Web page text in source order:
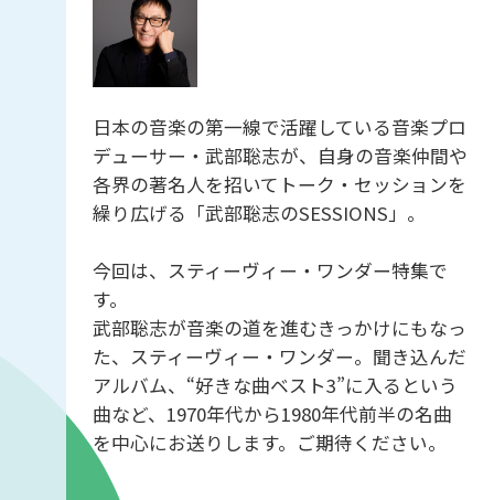
日本の音楽の第一線で活躍している音楽プロ
デューサー・武部聡志が、自身の音楽仲間や
各界の著名人を招いてトーク・セッションを
繰り広げる「武部聡志のSESSIONS」。
今回は、スティーヴィー・ワンダー特集で
す。
武部聡志が音楽の道を進むきっかけにもなっ
た、スティーヴィー・ワンダー。聞き込んだ
アルバム、“好きな曲ベスト3”に入るという
曲など、1970年代から1980年代前半の名曲
を中心にお送りします。ご期待ください。